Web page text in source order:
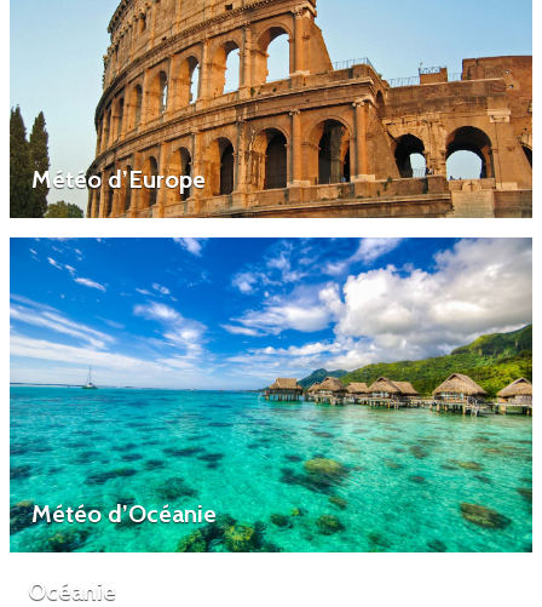
Océanie
Météo d’Europe
Météo d’Océanie